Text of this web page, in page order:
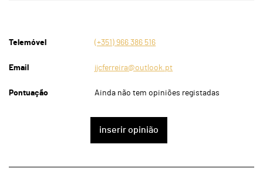
Telemóvel (+351) 966 386 516
Email jjcferreira@outlook.pt
Pontuação Ainda não tem opiniões registadas
inserir opinião